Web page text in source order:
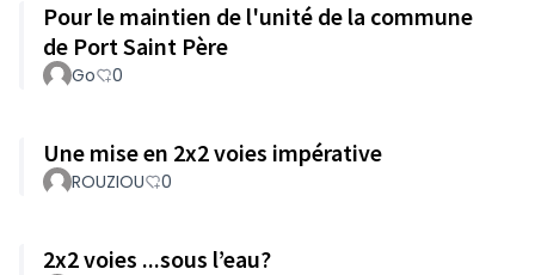
Pour le maintien de l'unité de la commune
de Port Saint Père
Go 0
Une mise en 2x2 voies impérative
ROUZIOU 0
2x2 voies ...sous l’eau?